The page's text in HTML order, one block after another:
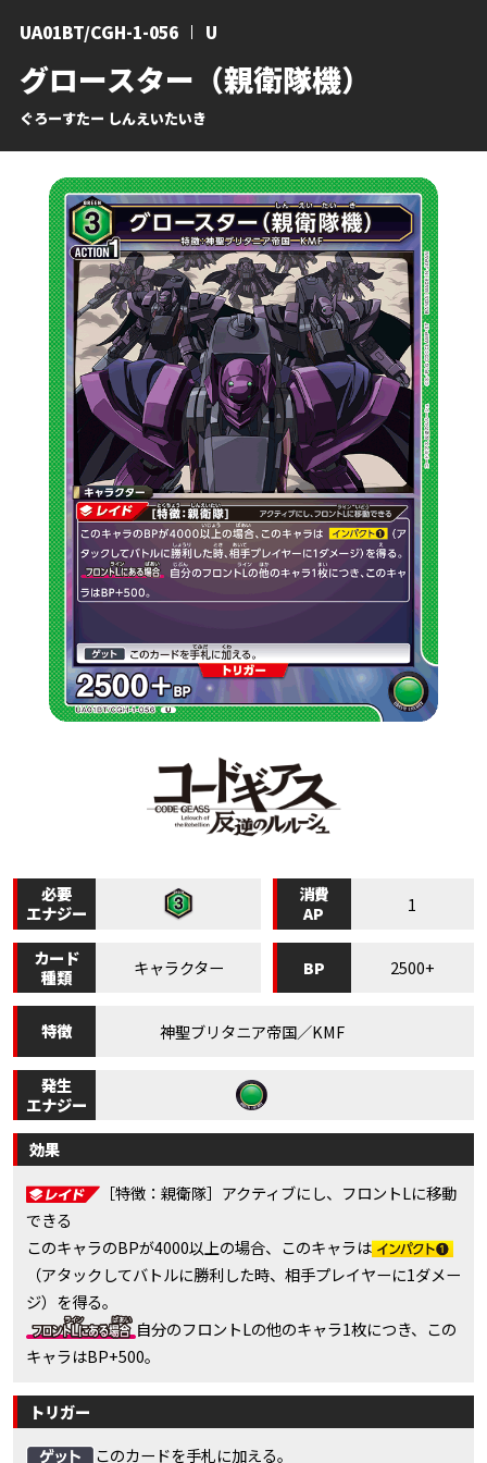
グロースター（親衛隊機）
ぐろーすたー しんえいたいき
UA01BT/CGH-1-056 U
必要
エナジー
消費
AP
1
カード
種類
キャラクター BP 2500+
特徴 神聖ブリタニア帝国／KMF
発生
エナジー
効果
［特徴：親衛隊］アクティブにし、フロントLに移動
できる
このキャラのBPが4000以上の場合、このキャラは
（アタックしてバトルに勝利した時、相手プレイヤーに1ダメー
ジ）を得る。
自分のフロントLの他のキャラ1枚につき、この
キャラはBP+500。
トリガー
このカードを手札に加える。